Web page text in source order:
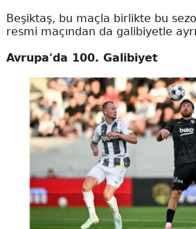
Beşiktaş, bu maçla birlikte bu
resmi maçından da galibiyetle
Avrupa'da 100. Galibiyet